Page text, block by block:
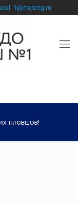
пловцов!